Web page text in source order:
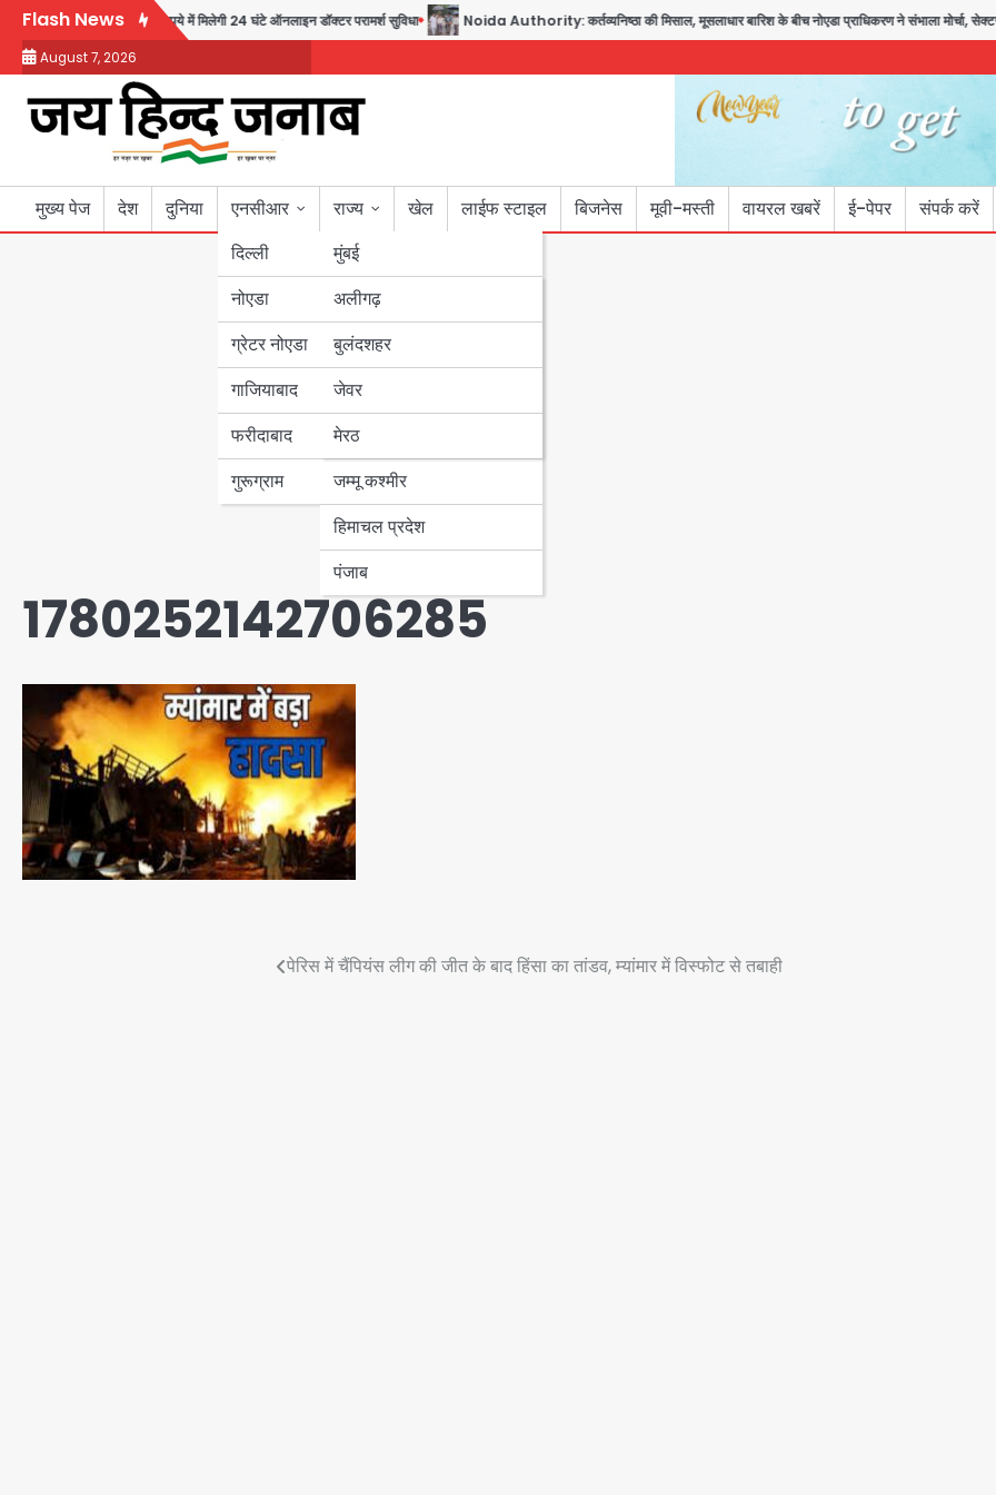
Skip
content
Flash News
पहल, अब सिर्फ 30 रुपये में मिलेगी 24 घंटे ऑनलाइन डॉक्टर परामर्श सुविधा Noida Authority: कर्तव्यनिष्ठा की मिसाल, मूसलाधार बारिश के बीच नोएडा प्राधिकरण ने संभाला मोर्चा, सेक्टर
August 7, 2026
मुख्य पेज देश दुनिया
एनसीआर
दिल्ली
नोएडा
ग्रेटर नोएडा
गाजियाबाद
फरीदाबाद
गुरूग्राम
राज्य
मुंबई
उत्तर प्रदेश
अलीगढ़
बुलंदशहर
जेवर
मेरठ
बिहार
पंजाब
हरियाणा
जम्मू कश्मीर
हिमाचल प्रदेश
पंजाब
खेल लाईफ स्टाइल बिजनेस मूवी-मस्ती वायरल खबरें ई-पेपर संपर्क करें
1780252142706285
पेरिस में चैंपियंस लीग की जीत के बाद हिंसा का तांडव, म्यांमार में विस्फोट से तबाही